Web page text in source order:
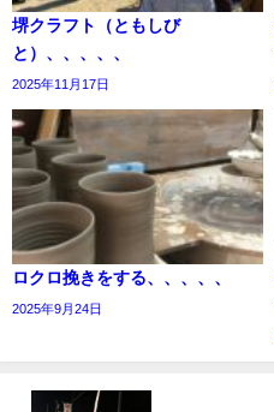
堺クラフト（ともしび
と）、、、、、
2025年11月17日
ロクロ挽きをする、、、、、
2025年9月24日